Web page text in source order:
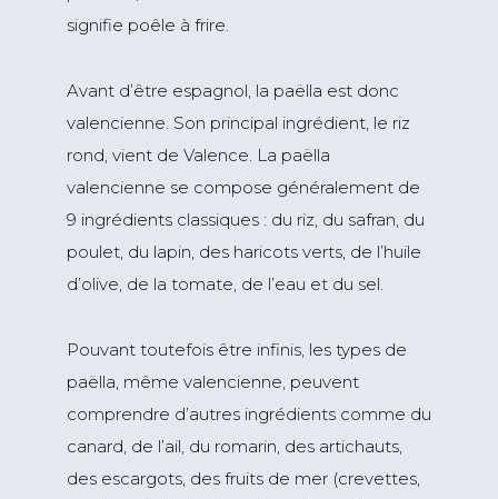
signifie poêle à frire.
Avant d’être espagnol, la paëlla est donc
valencienne. Son principal ingrédient, le riz
rond, vient de Valence. La paëlla
valencienne se compose généralement de
9 ingrédients classiques : du riz, du safran, du
poulet, du lapin, des haricots verts, de l’huile
d’olive, de la tomate, de l’eau et du sel.
Pouvant toutefois être infinis, les types de
paëlla, même valencienne, peuvent
comprendre d’autres ingrédients comme du
canard, de l’ail, du romarin, des artichauts,
des escargots, des fruits de mer (crevettes,